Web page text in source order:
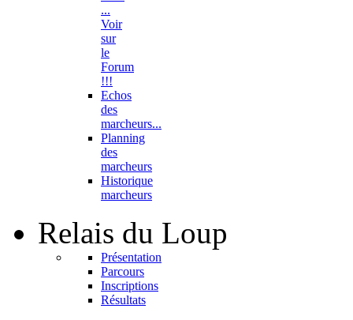
...
Voir
sur
le
Forum
!!!
Echos
des
marcheurs...
Planning
des
marcheurs
Historique
marcheurs
Relais du Loup
Présentation
Parcours
Inscriptions
Résultats